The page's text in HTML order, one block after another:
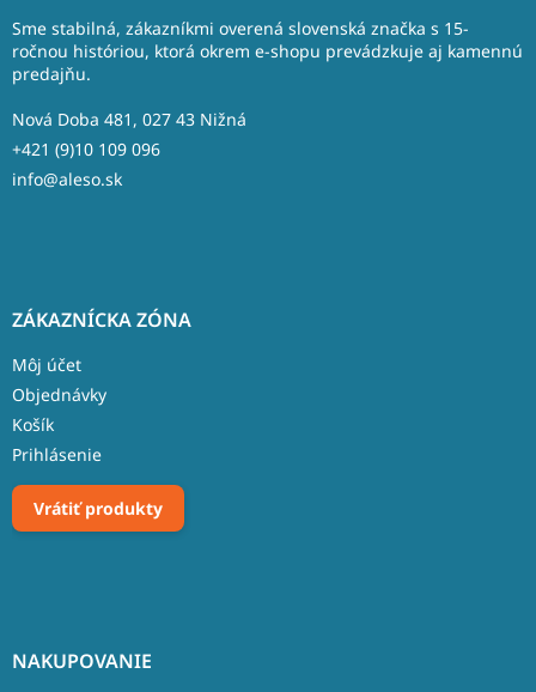
Sme stabilná, zákazníkmi overená slovenská značka s 15-
ročnou históriou, ktorá okrem e-shopu prevádzkuje aj kamennú
predajňu.
Nová Doba 481, 027 43 Nižná
+421 (9)10 109 096
info@aleso.sk
ZÁKAZNÍCKA ZÓNA
Môj účet
Objednávky
Košík
Prihlásenie
Vrátiť produkty
NAKUPOVANIE